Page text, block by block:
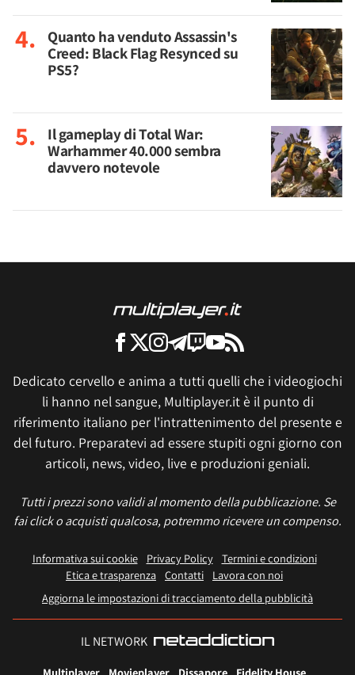
Quanto ha venduto Assassin's
Creed: Black Flag Resynced su
PS5?
Il gameplay di Total War:
Warhammer 40.000 sembra
davvero notevole
Dedicato cervello e anima a tutti quelli che i videogiochi
li hanno nel sangue, Multiplayer.it è il punto di
riferimento italiano per l'intrattenimento del presente e
del futuro. Preparatevi ad essere stupiti ogni giorno con
articoli, news, video, live e produzioni geniali.
Tutti i prezzi sono validi al momento della pubblicazione. Se
fai click o acquisti qualcosa, potremmo ricevere un compenso.
Informativa sui cookie Privacy Policy
Termini e condizioni
Etica e trasparenza Contatti
Lavora con noi
Aggiorna le impostazioni di tracciamento della pubblicità
IL NETWORK